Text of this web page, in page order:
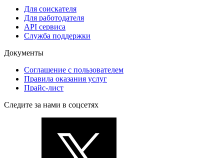
Для соискателя
Для работодателя
API сервиса
Служба поддержки
Документы
Соглашение с пользователем
Правила оказания услуг
Прайс-лист
Следите за нами в соцсетях